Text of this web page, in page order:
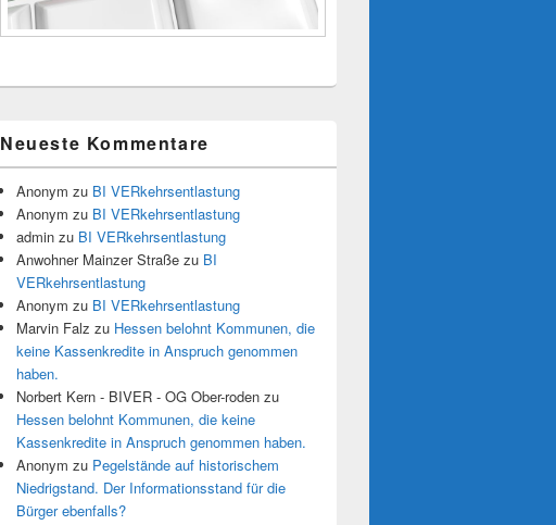
Neueste Kommentare
Anonym zu BI VERkehrsentlastung
Anonym zu BI VERkehrsentlastung
admin zu BI VERkehrsentlastung
Anwohner Mainzer Straße zu BI
VERkehrsentlastung
Anonym zu BI VERkehrsentlastung
Marvin Falz zu Hessen belohnt Kommunen, die
keine Kassenkredite in Anspruch genommen
haben.
Norbert Kern - BIVER - OG Ober-roden zu
Hessen belohnt Kommunen, die keine
Kassenkredite in Anspruch genommen haben.
Anonym zu Pegelstände auf historischem
Niedrigstand. Der Informationsstand für die
Bürger ebenfalls?